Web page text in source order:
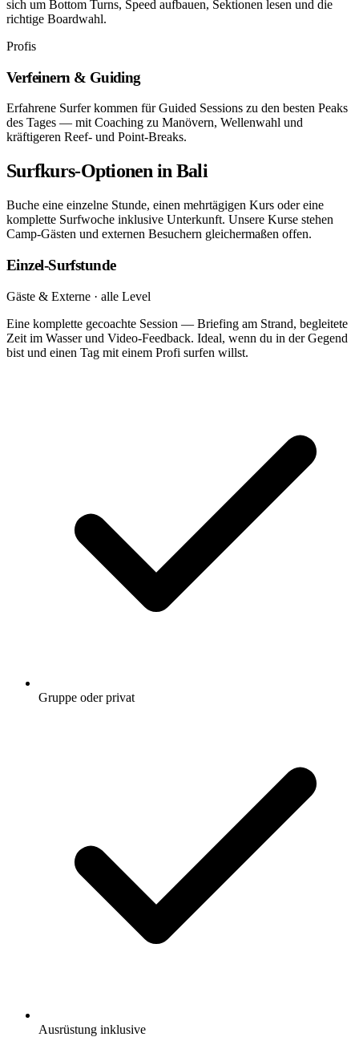
sich um Bottom Turns, Speed aufbauen, Sektionen lesen und die
richtige Boardwahl.
Profis
Verfeinern & Guiding
Erfahrene Surfer kommen für Guided Sessions zu den besten Peaks
des Tages — mit Coaching zu Manövern, Wellenwahl und
kräftigeren Reef- und Point-Breaks.
Surfkurs-Optionen in Bali
Buche eine einzelne Stunde, einen mehrtägigen Kurs oder eine
komplette Surfwoche inklusive Unterkunft. Unsere Kurse stehen
Camp-Gästen und externen Besuchern gleichermaßen offen.
Einzel-Surfstunde
Gäste & Externe · alle Level
Eine komplette gecoachte Session — Briefing am Strand, begleitete
Zeit im Wasser und Video-Feedback. Ideal, wenn du in der Gegend
bist und einen Tag mit einem Profi surfen willst.
Gruppe oder privat
Ausrüstung inklusive